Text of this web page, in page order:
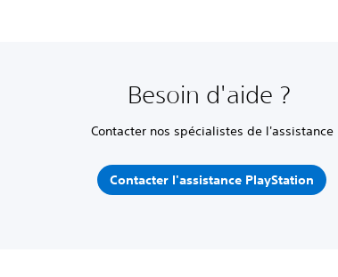
Besoin d'aide ?
Contacter nos spécialistes de l'assistance
Contacter l'assistance PlayStation